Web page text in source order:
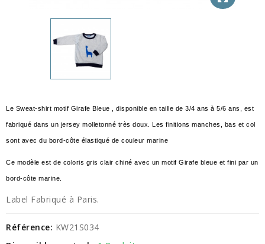
Le Sweat-shirt motif Girafe Bleue , disponible en taille de 3/4 ans à 5/6 ans, est
fabriqué dans un jersey molletonné très doux. Les finitions manches, bas et col
sont avec du bord-côte élastiqué de couleur marine
Ce modèle est de coloris gris clair chiné avec un motif Girafe bleue et fini par un
bord-côte marine.
Label Fabriqué à Paris.
Référence: KW21S034